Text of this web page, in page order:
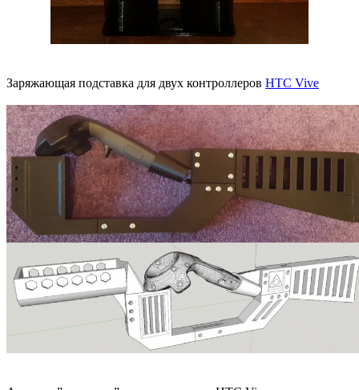
Заряжающая подставка для двух контроллеров HTC Vive